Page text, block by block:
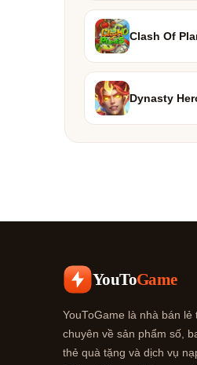
Clash Of
Dynasty
YouToGame
YouToGame là nhà bán
chuyên về sản phẩm số,
thẻ quà tặng và dịch vụ